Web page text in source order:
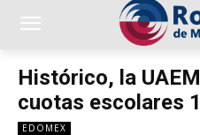
Histórico, la
cuotas escolares
EDOMEX